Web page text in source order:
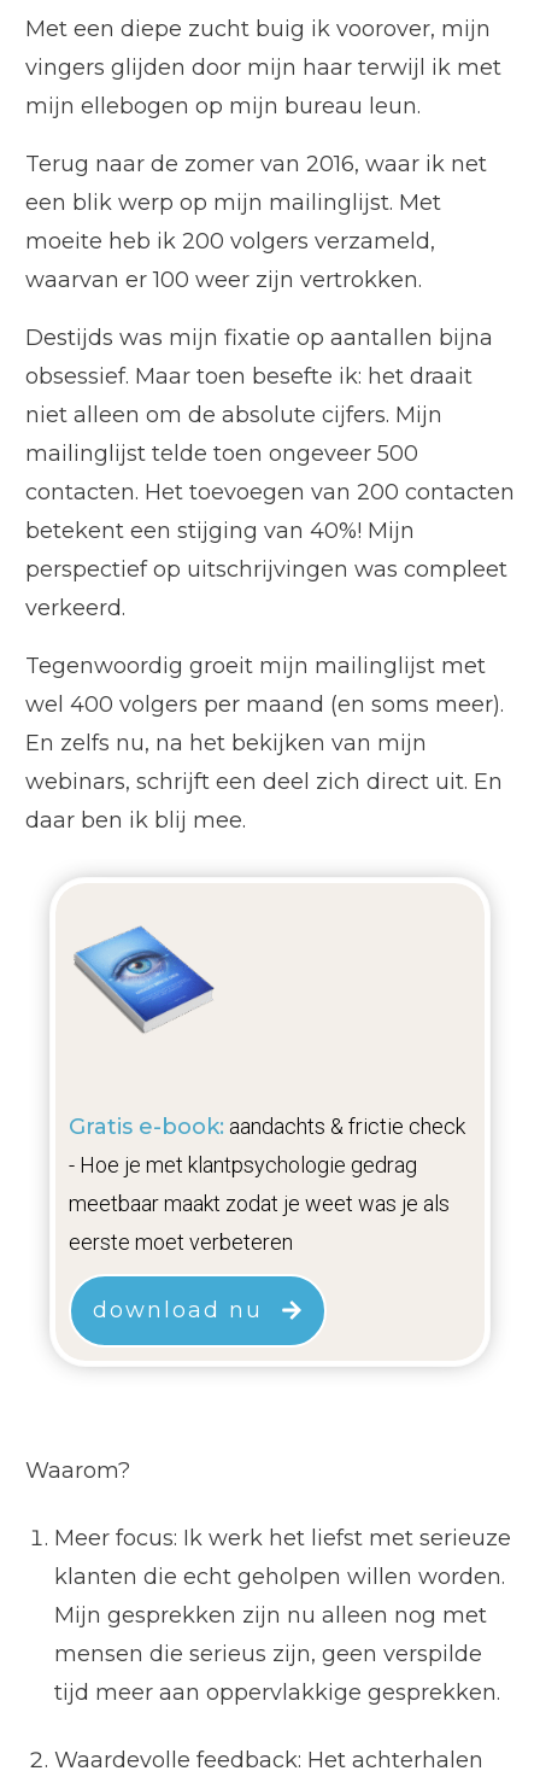
Met een diepe zucht buig ik voorover, mijn
vingers glijden door mijn haar terwijl ik met
mijn ellebogen op mijn bureau leun.
Terug naar de zomer van 2016, waar ik net
een blik werp op mijn mailinglijst. Met
moeite heb ik 200 volgers verzameld,
waarvan er 100 weer zijn vertrokken.
Destijds was mijn fixatie op aantallen bijna
obsessief. Maar toen besefte ik: het draait
niet alleen om de absolute cijfers. Mijn
mailinglijst telde toen ongeveer 500
contacten. Het toevoegen van 200 contacten
betekent een stijging van 40%! Mijn
perspectief op uitschrijvingen was compleet
verkeerd.
Tegenwoordig groeit mijn mailinglijst met
wel 400 volgers per maand (en soms meer).
En zelfs nu, na het bekijken van mijn
webinars, schrijft een deel zich direct uit. En
daar ben ik blij mee.
Gratis e-book: aandachts & frictie check
- Hoe je met klantpsychologie gedrag
meetbaar maakt zodat je weet was je als
eerste moet verbeteren
download nu
Waarom?
Meer focus: Ik werk het liefst met serieuze
klanten die echt geholpen willen worden.
Mijn gesprekken zijn nu alleen nog met
mensen die serieus zijn, geen verspilde
tijd meer aan oppervlakkige gesprekken.
Waardevolle feedback: Het achterhalen